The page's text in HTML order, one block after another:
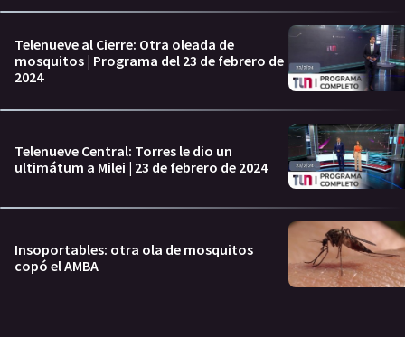
Telenueve al Cierre: Otra oleada de
mosquitos | Programa del 23 de febrero de
2024
Telenueve Central: Torres le dio un
ultimátum a Milei | 23 de febrero de 2024
Insoportables: otra ola de mosquitos
copó el AMBA